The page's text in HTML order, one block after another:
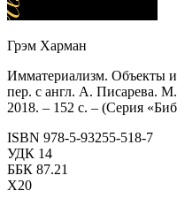
Грэм Харман
Имматериализм. Объекты
пер. с англ. А. Писарева.
2018. – 152 с. – (Серия
ISBN 978-5-93255-518-7
УДК 14
ББК 87.21
Х20